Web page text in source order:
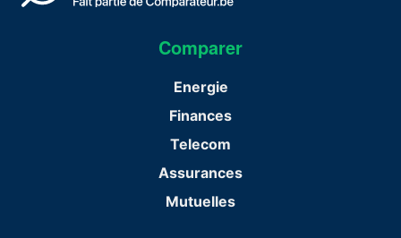
Comparer
Energie
Finances
Telecom
Assurances
Mutuelles